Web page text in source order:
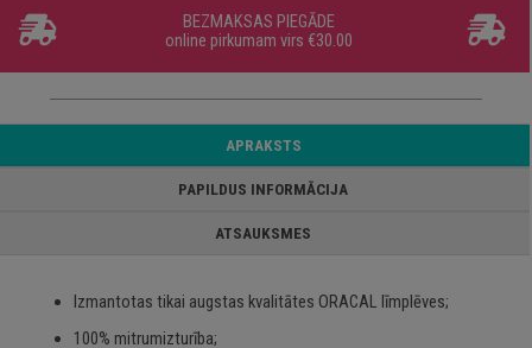
BEZMAKSAS PIEGĀDE
online pirkumam virs €30.00
APRAKSTS
PAPILDUS INFORMĀCIJA
ATSAUKSMES
Izmantotas tikai augstas kvalitātes ORACAL līmplēves;
100% mitrumizturība;